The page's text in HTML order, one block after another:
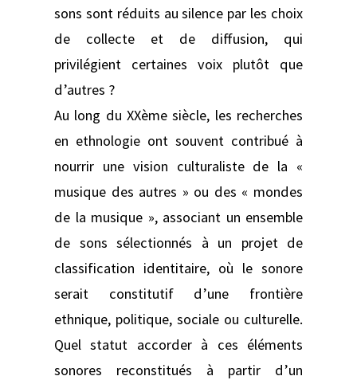
sons sont réduits au silence par les choix
de collecte et de diffusion, qui
privilégient certaines voix plutôt que
d’autres ?
Au long du XXème siècle, les recherches
en ethnologie ont souvent contribué à
nourrir une vision culturaliste de la «
musique des autres » ou des « mondes
de la musique », associant un ensemble
de sons sélectionnés à un projet de
classification identitaire, où le sonore
serait constitutif d’une frontière
ethnique, politique, sociale ou culturelle.
Quel statut accorder à ces éléments
sonores reconstitués à partir d’un